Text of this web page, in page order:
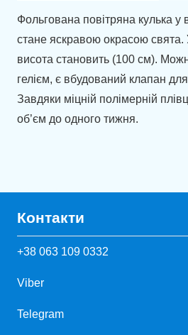
Фольгована повітряна кулька у
стане яскравою окрасою свята.
висота становить (100 см).
гелієм, є вбудований клапан
Завдяки міцній полімерній
об’єм до одного тижня.
Контакти
+38 063 109 0332
Viber
Telegram